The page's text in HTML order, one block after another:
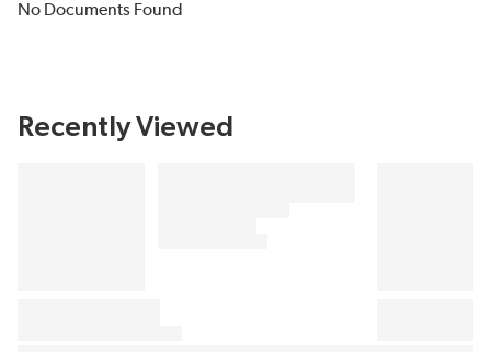
No Documents Found
Recently Viewed